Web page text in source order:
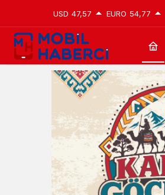
USD 47,57 EURO 54,77